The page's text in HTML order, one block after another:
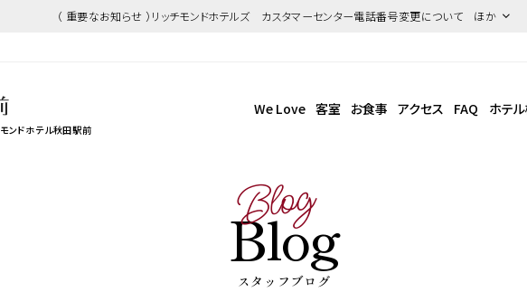
（ 重要なお知らせ ）リッチモンドホテルズ カスタマーセンター電話番号変更について ほか
ンドホテル秋田駅前
We Love 客室 お食事 アクセス FAQ ホテ
Blog
Blog
スタッフブログ